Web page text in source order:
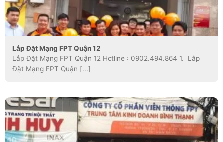
Lắp Đặt Mạng FPT Quận 12
Lắp Đặt Mạng FPT Quận 12 Hotline : 0902.494.864 1. Lắp
Đặt Mạng FPT Quận [...]